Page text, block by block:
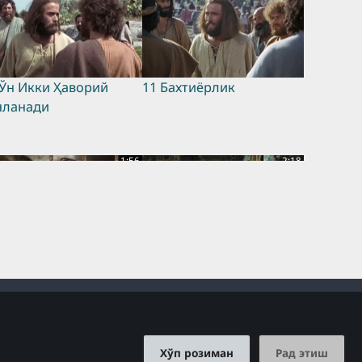
Икки Ҳаворий
11 Бахтиёрлик
1:56 2:18
Масал
Рад этиш
Хўп розиман